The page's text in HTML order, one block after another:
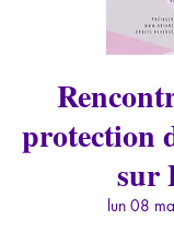
protection
sur
lun 08